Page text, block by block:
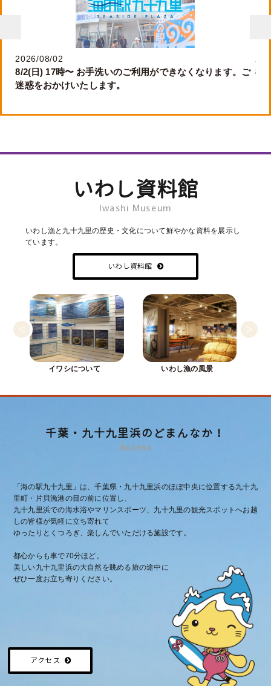
海の駅カレー トマト
2026/08/02
8/2(日) 17時〜 お手洗いのご利用ができなくなります。ご
迷惑をおかけいたします。
8/
いわし資料館
Iwashi Museum
いわし漁と九十九里の歴史・文化について鮮やかな資料を展示し
ています。
いわし資料館
イワシについて いわし漁の風景
イワシの食文化
千葉・九十九里浜のどまんなか！
Access
「海の駅九十九里」は、千葉県・九十九里浜のほぼ中央に位置する九十九
里町・片貝漁港の目の前に位置し、
九十九里浜での海水浴やマリンスポーツ、九十九里の観光スポットへお越
しの皆様が気軽に立ち寄れて
ゆったりとくつろぎ、楽しんでいただける施設です。
都心からも車で70分ほど。
美しい九十九里浜の大自然を眺める旅の途中に
ぜひ一度お立ち寄りください。
アクセス